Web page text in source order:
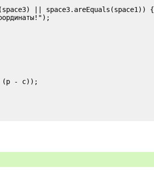
|| space3.areEquals(space1)) {
- c));